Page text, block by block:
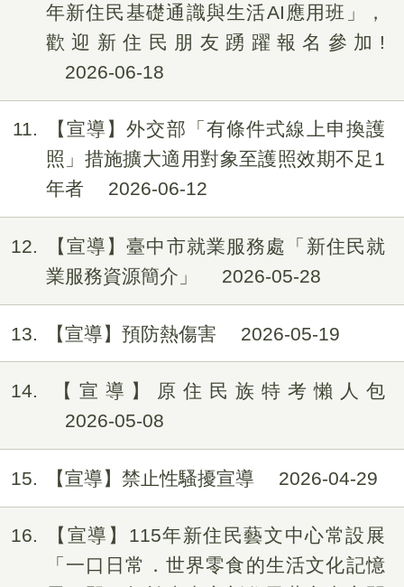
年新住民基礎通識與生活AI應用班」，
歡迎新住民朋友踴躍報名參加!
2026-06-18
11
【宣導】外交部「有條件式線上申換護
照」措施擴大適用對象至護照效期不足1
年者
2026-06-12
12
【宣導】臺中市就業服務處「新住民就
業服務資源簡介」
2026-05-28
13 【宣導】預防熱傷害 2026-05-19
14
【宣導】原住民族特考懶人包
2026-05-08
15 【宣導】禁止性騷擾宣導 2026-04-29
16
【宣導】115年新住民藝文中心常設展
「一口日常．世界零食的生活文化記憶